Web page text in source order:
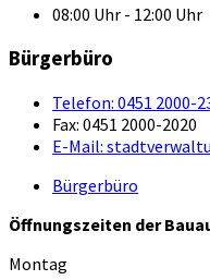
08:00 Uhr - 12:00 Uhr
Bürgerbüro
Telefon: 0451 2000-
Fax: 0451 2000-2020
E-Mail:
Bürgerbüro
Öffnungszeiten der
Montag